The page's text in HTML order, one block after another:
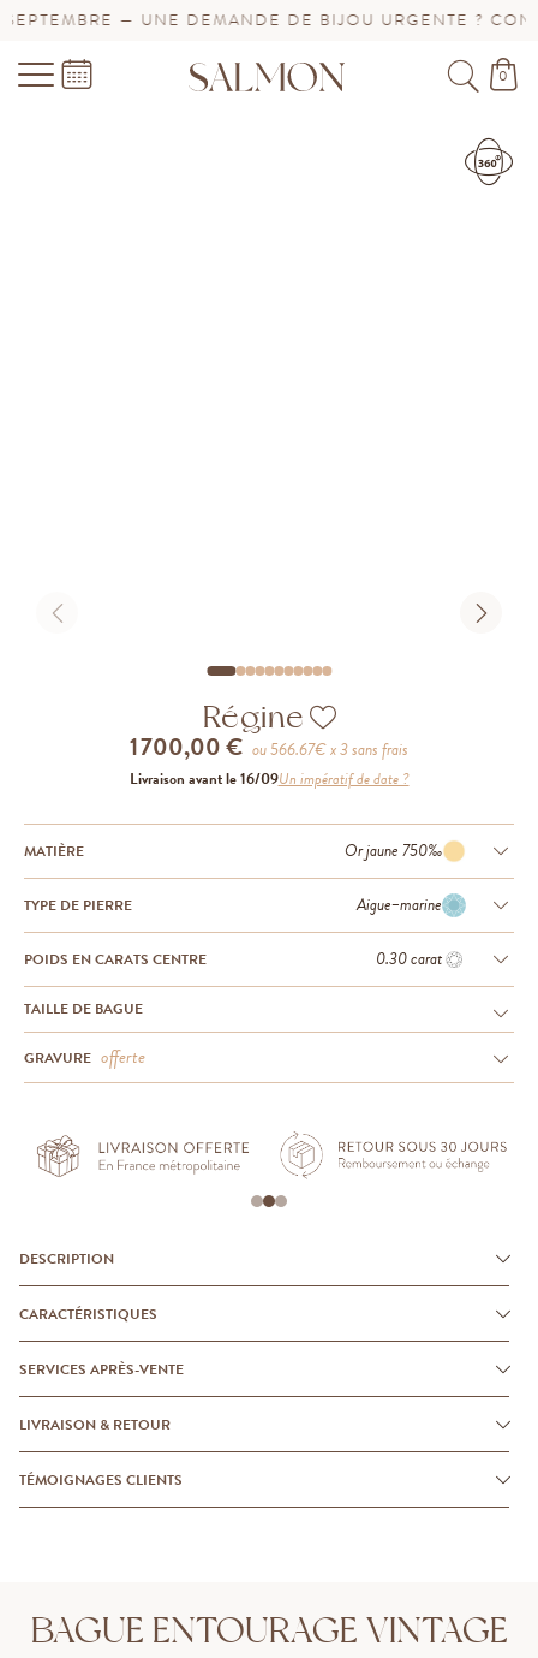
DEMANDE DE BIJOU URGENTE ? CONTACTEZ-NOUS !
0
Régine
1 700,00 € ou566.67€ x 3 sans frais
Livraison avant le 16/09Un impératif de date ?
MATIÈRE Or jaune 750‰
TYPE DE PIERRE Aigue−marine
POIDS EN CARATS CENTRE 0.30 carat
TAILLE DE BAGUE
GRAVURE offerte
DESCRIPTION
CARACTÉRISTIQUES
SERVICES APRÈS-VENTE
LIVRAISON & RETOUR
TÉMOIGNAGES CLIENTS
BAGUE ENTOURAGE VINTAGE